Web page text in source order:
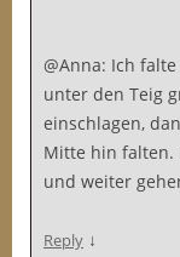
@Anna: Ich
unter den Teig
einschlagen,
Mitte hin falten.
und weiter
Reply ↓